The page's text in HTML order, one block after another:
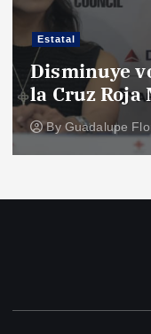
Estatal
Disminuye
la Cruz Roja
By Guadalupe